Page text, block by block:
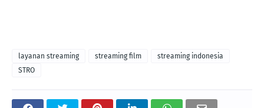
layanan streaming streaming film
streaming indonesia
STRO